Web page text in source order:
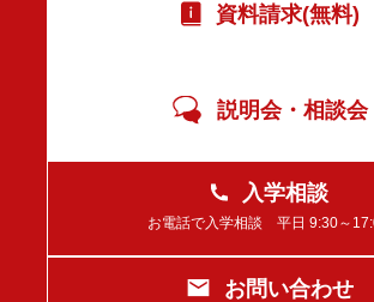
資料請求(無料)
説明会・相談会
入学相談
お電話で入学相談 平日 9:30～
お問い合わせ